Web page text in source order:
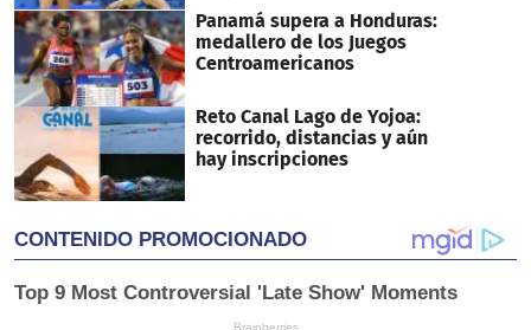
Panamá supera a Honduras:
medallero de los Juegos
Centroamericanos
Reto Canal Lago de Yojoa:
recorrido, distancias y aún
hay inscripciones